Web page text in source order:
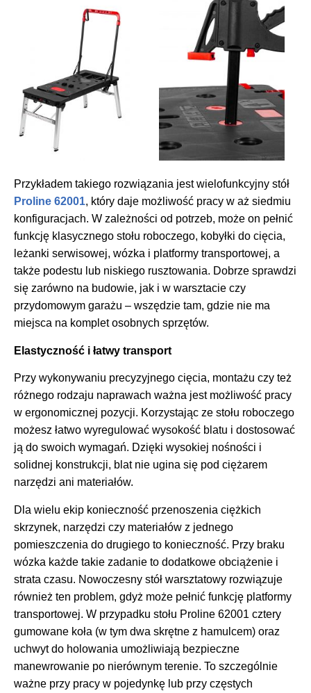
Przykładem takiego rozwiązania jest wielofunkcyjny stół
Proline 62001, który daje możliwość pracy w aż siedmiu
konfiguracjach. W zależności od potrzeb, może on pełnić
funkcję klasycznego stołu roboczego, kobyłki do cięcia,
leżanki serwisowej, wózka i platformy transportowej, a
także podestu lub niskiego rusztowania. Dobrze sprawdzi
się zarówno na budowie, jak i w warsztacie czy
przydomowym garażu – wszędzie tam, gdzie nie ma
miejsca na komplet osobnych sprzętów.
Elastyczność i łatwy transport
Przy wykonywaniu precyzyjnego cięcia, montażu czy też
różnego rodzaju naprawach ważna jest możliwość pracy
w ergonomicznej pozycji. Korzystając ze stołu roboczego
możesz łatwo wyregulować wysokość blatu i dostosować
ją do swoich wymagań. Dzięki wysokiej nośności i
solidnej konstrukcji, blat nie ugina się pod ciężarem
narzędzi ani materiałów.
Dla wielu ekip konieczność przenoszenia ciężkich
skrzynek, narzędzi czy materiałów z jednego
pomieszczenia do drugiego to konieczność. Przy braku
wózka każde takie zadanie to dodatkowe obciążenie i
strata czasu. Nowoczesny stół warsztatowy rozwiązuje
również ten problem, gdyż może pełnić funkcję platformy
transportowej. W przypadku stołu Proline 62001 cztery
gumowane koła (w tym dwa skrętne z hamulcem) oraz
uchwyt do holowania umożliwiają bezpieczne
manewrowanie po nierównym terenie. To szczególnie
ważne przy pracy w pojedynkę lub przy częstych